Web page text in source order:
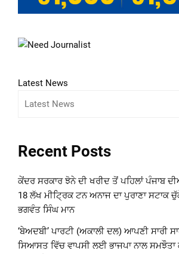
Latest News
Recent Posts
ਕੇਂਦਰ ਸਰਕਾਰ ਝੋਨੇ ਦੀ ਖਰੀਦ ਤੋਂ ਪਹਿਲਾਂ ਪੰਜਾਬ
18 ਲੱਖ ਮੀਟ੍ਰਿਕ ਟਨ ਅਨਾਜ ਦਾ ਪੁਰਾਣਾ ਸਟਾਕ
ਭਗਵੰਤ ਸਿੰਘ ਮਾਨ
‘ਬੇਅਦਬੀ’ ਪਾਰਟੀ (ਅਕਾਲੀ ਦਲ) ਆਪਣੀ ਸਾਰੀ
ਸਿਆਸਤ ਵਿੱਚ ਵਾਪਸੀ ਲਈ ਭਾਜਪਾ ਨਾਲ